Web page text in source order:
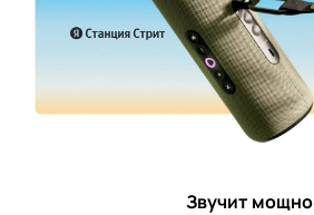
Звучит мощно